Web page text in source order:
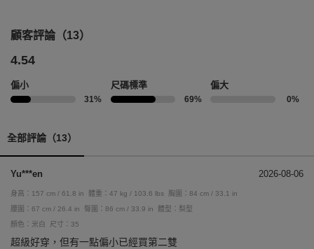
顧客評論（13）
4.54
偏小
31%
尺碼標準
69%
偏大
0%
全部評論（13）
Yu***en 2026-08-06
身高：157 cm / 61.8 in 體重：47 kg / 103.6 lbs
胸圍：84 cm / 33.1 in
腰圍：67 cm / 26.4 in
臀圍：86 cm / 33.9 in
體型：梨型
顏色：米白
尺寸：35
超級好穿，但有一點偏小已經買第二雙